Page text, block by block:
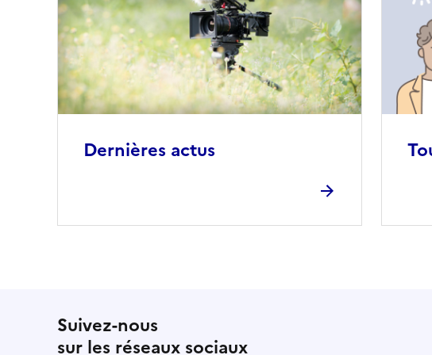
Dernières actus
Suivez-nous
sur les réseaux sociaux